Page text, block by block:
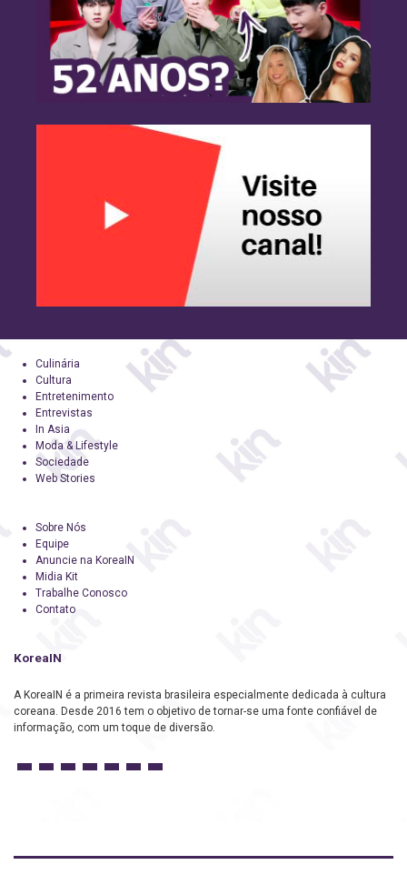
Culinária
Cultura
Entretenimento
Entrevistas
In Asia
Moda & Lifestyle
Sociedade
Web Stories
Sobre Nós
Equipe
Anuncie na KoreaIN
Midia Kit
Trabalhe Conosco
Contato
KoreaIN
A KoreaIN é a primeira revista brasileira especialmente dedicada à cultura
coreana. Desde 2016 tem o objetivo de tornar-se uma fonte confiável de
informação, com um toque de diversão.